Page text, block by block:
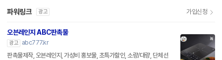
파워링크 광고 가입신청
오븐레인지 ABC판촉물
광고
abc777.kr
판촉물제작, 오븐레인지, 가성비 홍보물, 초특가할인, 소량/대량, 단체선